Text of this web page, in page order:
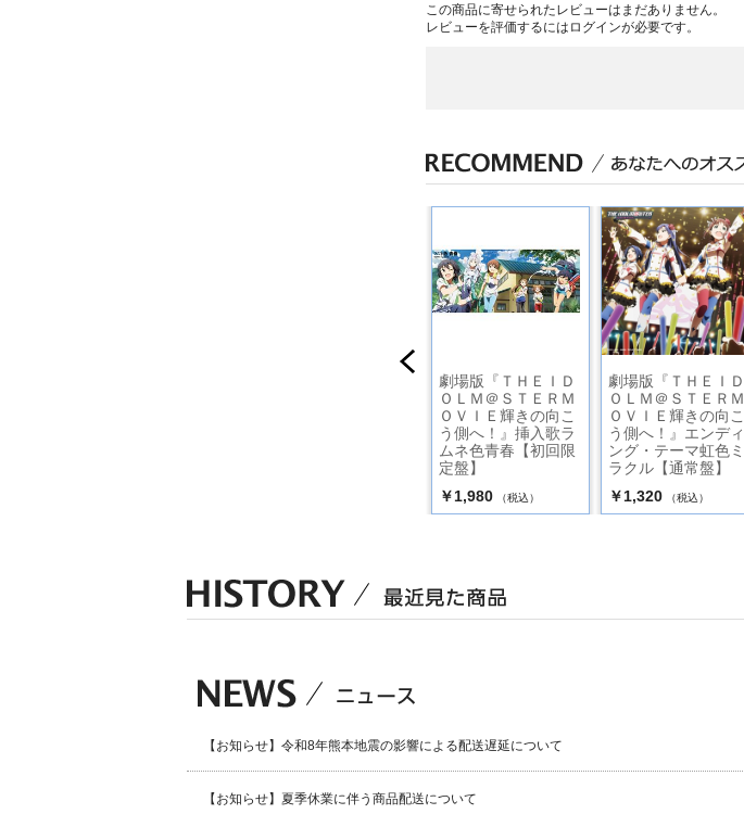
この商品に寄せられたレビューはまだありません。
レビューを評価するには ログインが必要です。
劇場版『ＴＨＥＩＤ
ＯＬＭ＠ＳＴＥＲＭ
ＯＶＩＥ輝きの向こ
う側へ！』挿入歌ラ
ムネ色青春【初回限
定盤】
￥1,980
（税込）
劇場版『ＴＨＥＩＤ
ＯＬＭ＠ＳＴＥＲＭ
ＯＶＩＥ輝きの向こ
う側へ！』エンディ
ング・テーマ虹色ミ
ラクル【通常盤】
￥1,320
（税込）
【お知らせ】令和8年熊本地震の影響による配送遅延について
【お知らせ】夏季休業に伴う商品配送について